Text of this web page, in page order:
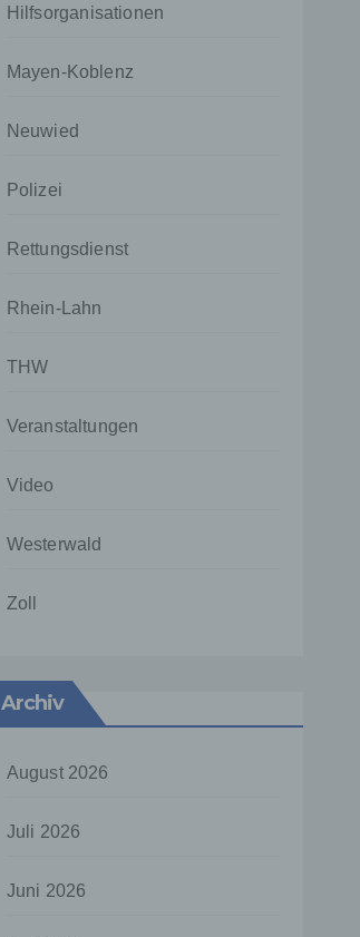
Hilfsorganisationen
Mayen-Koblenz
Neuwied
Polizei
Rettungsdienst
Rhein-Lahn
THW
Veranstaltungen
Video
Westerwald
Zoll
Archiv
August 2026
Juli 2026
Juni 2026